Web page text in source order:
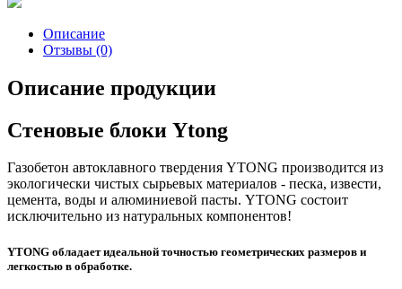
Описание
Отзывы (0)
Описание продукции
Стеновые блоки Ytong
Газобетон автоклавного твердения YTONG производится из
экологически чистых сырьевых материалов - песка, извести,
цемента, воды и алюминиевой пасты. YTONG состоит
исключительно из натуральных компонентов!
YTONG обладает идеальной точностью геометрических размеров и
легкостью в обработке.